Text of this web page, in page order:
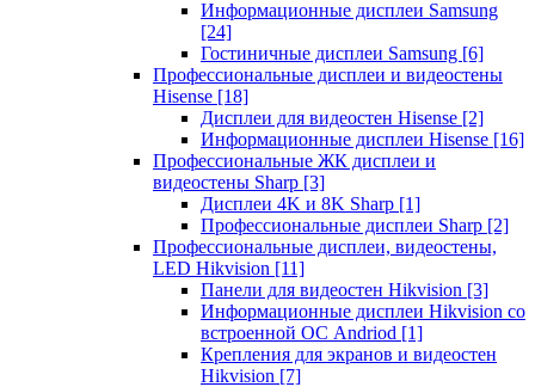
Информационные дисплеи Samsung
[24]
Гостиничные дисплеи Samsung [6]
Профессиональные дисплеи и видеостены
Hisense [18]
Дисплеи для видеостен Hisense [2]
Информационные дисплеи Hisense [16]
Профессиональные ЖК дисплеи и
видеостены Sharp [3]
Дисплеи 4K и 8K Sharp [1]
Профессиональные дисплеи Sharp [2]
Профессиональные дисплеи, видеостены,
LED Hikvision [11]
Панели для видеостен Hikvision [3]
Информационные дисплеи Hikvision со
встроенной ОС Andriod [1]
Крепления для экранов и видеостен
Hikvision [7]